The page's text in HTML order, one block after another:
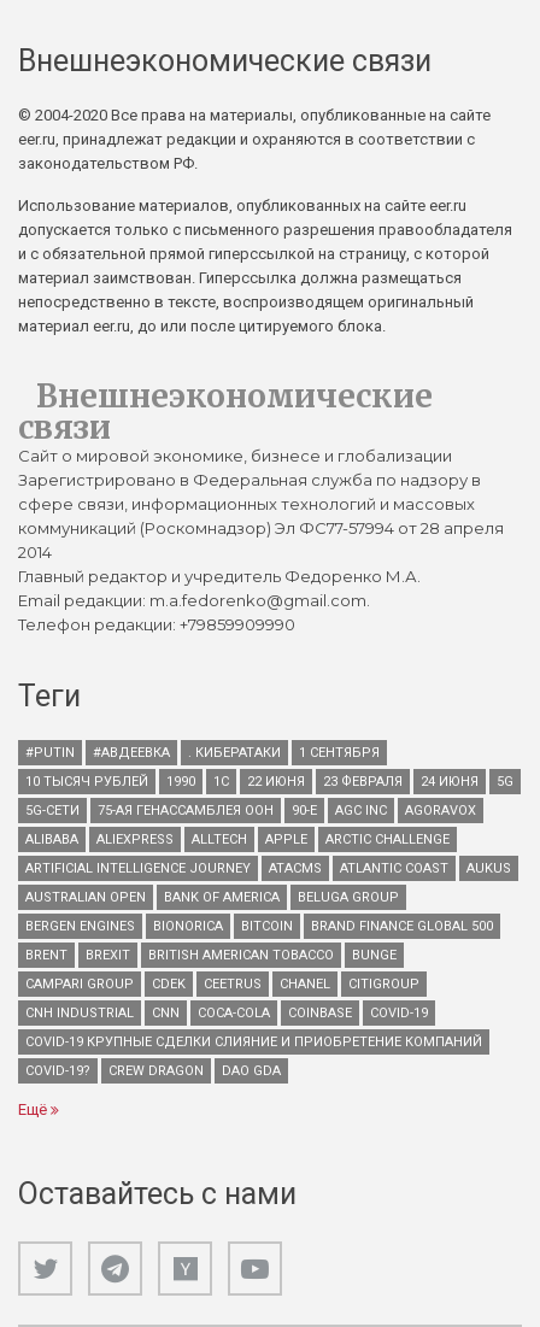
Внешнеэкономические связи
© 2004-2020 Все права на материалы, опубликованные на сайте
eer.ru, принадлежат редакции и охраняются в соответствии с
законодательством РФ.
Использование материалов, опубликованных на сайте eer.ru
допускается только с письменного разрешения правообладателя
и с обязательной прямой гиперссылкой на страницу, с которой
материал заимствован. Гиперссылка должна размещаться
непосредственно в тексте, воспроизводящем оригинальный
материал eer.ru, до или после цитируемого блока.
Внешнеэкономические
связи
Сайт о мировой экономике, бизнесе и глобализации
Зарегистрировано в Федеральная служба по надзору в
сфере связи, информационных технологий и массовых
коммуникаций (Роскомнадзор) Эл ФС77-57994 от 28 апреля
2014
Главный редактор и учредитель Федоренко М.А.
Email редакции: m.a.fedorenko@gmail.com.
Телефон редакции: +79859909990
Теги
#PUTIN #АВДЕЕВКА . КИБЕРАТАКИ
1 СЕНТЯБРЯ
10 ТЫСЯЧ РУБЛЕЙ
1990 1С 22 ИЮНЯ 23 ФЕВРАЛЯ 24 ИЮНЯ
5G
5G-СЕТИ
75-АЯ ГЕНАССАМБЛЕЯ ООН 90-Е AGC INC
AGORAVOX
ALIBABA
ALIEXPRESS ALLTECH APPLE
ARCTIC CHALLENGE
ARTIFICIAL INTELLIGENCE JOURNEY
ATACMS ATLANTIC COAST
AUKUS
AUSTRALIAN OPEN
BANK OF AMERICA
BELUGA GROUP
BERGEN ENGINES
BIONORICA BITCOIN
BRAND FINANCE GLOBAL 500
BRENT
BREXIT BRITISH AMERICAN TOBACCO
BUNGE
CAMPARI GROUP
CDEK CEETRUS CHANEL
CITIGROUP
CNH INDUSTRIAL
CNN COCA-COLA COINBASE
COVID-19
COVID-19 КРУПНЫЕ СДЕЛКИ СЛИЯНИЕ И ПРИОБРЕТЕНИЕ КОМПАНИЙ
COVID-19?
CREW DRAGON DAO GDA
Ещё
Оставайтесь с нами